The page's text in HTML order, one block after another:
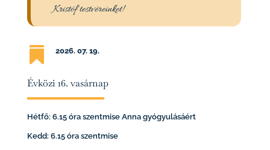
Kristóf testvéreinket!
 2026. 07. 19.
Évközi 16. vasárnap
Hétfő: 6.15 óra szentmise Anna gyógyulásáért
Kedd: 6.15 óra szentmise